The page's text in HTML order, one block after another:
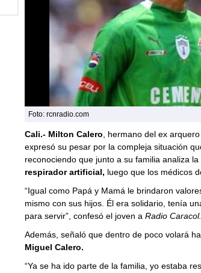
Foto: rcnradio.com
Cali.- Milton Calero , hermano del ex
expresó su pesar por la compleja situación
reconociendo que junto a su familia analiza
respirador artificial, luego que los médicos
“Igual como Papá y Mamá le brindaron
mismo con sus hijos. Él era solidario, tenía
para servir”, confesó el joven a Radio Caracol.
Además, señaló que dentro de poco volará
Miguel Calero.
“Ya se ha ido parte de la familia, yo estaba